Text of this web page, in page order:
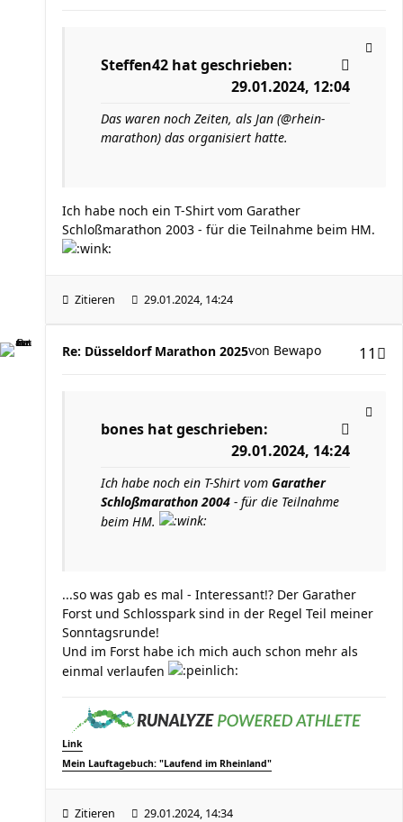
Steffen42 hat geschrieben:
29.01.2024, 12:04
Das waren noch Zeiten, als Jan (@rhein-
marathon) das organisiert hatte.
Ich habe noch ein T-Shirt vom Garather
Schloßmarathon 2003 - für die Teilnahme beim HM.
Zitieren 29.01.2024, 14:24
Re: Düsseldorf Marathon 2025 11
von Bewapo
bones hat geschrieben:
29.01.2024, 14:24
Ich habe noch ein T-Shirt vom Garather
Schloßmarathon 2004 - für die Teilnahme
beim HM.
...so was gab es mal - Interessant!? Der Garather
Forst und Schlosspark sind in der Regel Teil meiner
Sonntagsrunde!
Und im Forst habe ich mich auch schon mehr als
einmal verlaufen
Link
Mein Lauftagebuch: "Laufend im Rheinland"
Zitieren 29.01.2024, 14:34